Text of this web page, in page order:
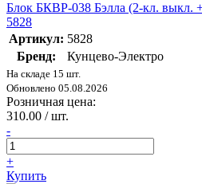
Блок БКВР-038 Бэлла (2-кл. выкл.
5828
Артикул: 5828
Бренд:
Кунцево-Электро
На складе 15 шт.
Обновлено 05.08.2026
Розничная цена:
310.00 / шт.
-
+
Купить